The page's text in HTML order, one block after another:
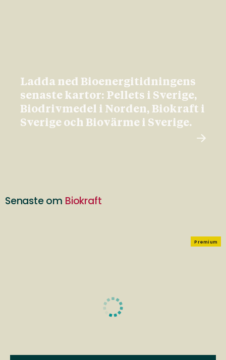
Ladda ned Bioenergitidningens
senaste kartor: Pellets i Sverige,
Biodrivmedel i Norden, Biokraft i
Sverige och Biovärme i Sverige.
Senaste om Biokraft
Premium